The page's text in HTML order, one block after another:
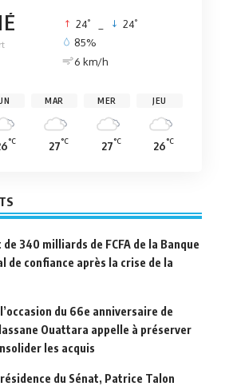
24° 24°
85%
6 km/h
°C
MAR
27°C
MER
27°C
JEU
26°C
340 milliards de FCFA de la Banque
de confiance après la crise de la
du 66e anniversaire de
Ouattara appelle à préserver
les acquis
du Sénat, Patrice Talon